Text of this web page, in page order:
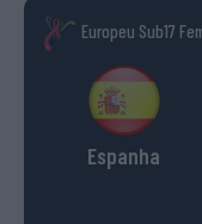
Europeu Sub17
Espanha